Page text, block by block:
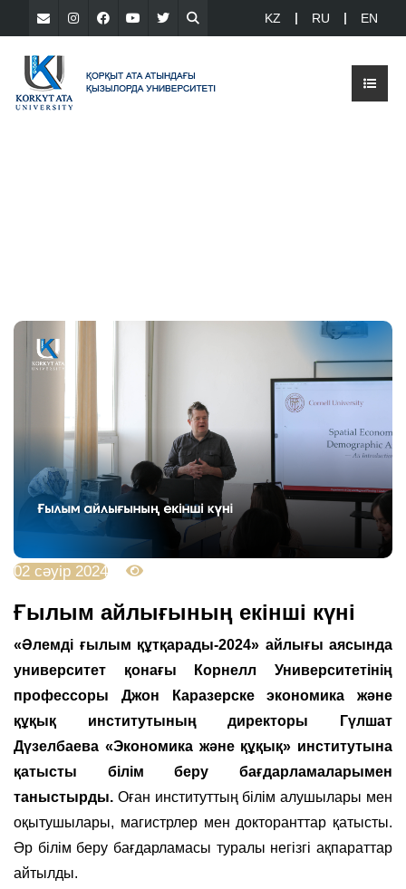
KZ RU EN
02 сәуір 2024
Ғылым айлығының екінші күні
«Әлемді ғылым құтқарады-2024» айлығы аясында
университет қонағы Корнелл Университетінің
профессоры Джон Каразерске экономика және
құқық институтының директоры Гүлшат
Дүзелбаева «Экономика және құқық» институтына
қатысты білім беру бағдарламаларымен
таныстырды. Оған институттың білім алушылары мен
оқытушылары, магистрлер мен докторанттар қатысты.
Әр білім беру бағдарламасы туралы негізгі ақпараттар
айтылды.